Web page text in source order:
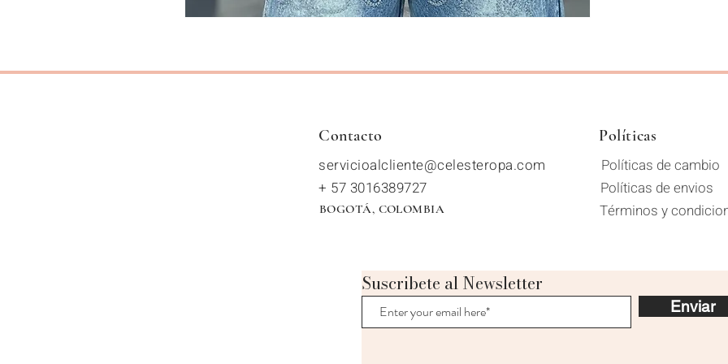
Contacto Políticas
Políticas de cambio
servicioalcliente@celesteropa.com
Políticas de envios
+ 57 3016389727
BOGOTÁ, COLOMBIA Términos y
Suscribete al Newsletter
Enviar